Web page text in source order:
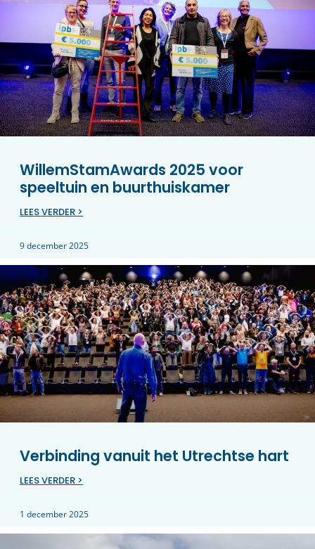
WillemStamAwards 2025 voor
speeltuin en buurthuiskamer
LEES VERDER >
9 december 2025
Verbinding vanuit het Utrechtse hart
LEES VERDER >
1 december 2025